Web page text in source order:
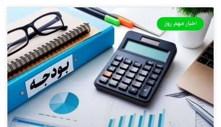
اخبار مهم روز